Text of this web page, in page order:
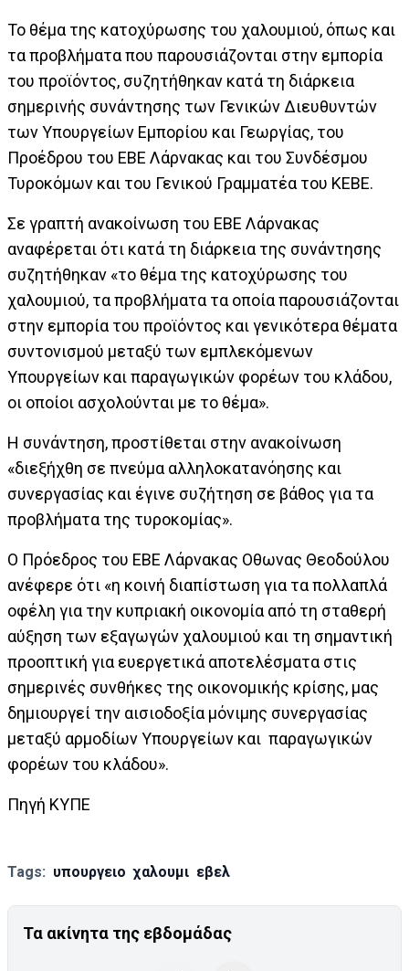
Το θέμα της κατοχύρωσης του χαλουμιού, όπως και
τα προβλήματα που παρουσιάζονται στην εμπορία
του προϊόντος, συζητήθηκαν κατά τη διάρκεια
σημερινής συνάντησης των Γενικών Διευθυντών
των Υπουργείων Εμπορίου και Γεωργίας, του
Προέδρου του ΕΒΕ Λάρνακας και του Συνδέσμου
Τυροκόμων και του Γενικού Γραμματέα του ΚΕΒΕ.
Σε γραπτή ανακοίνωση του ΕΒΕ Λάρνακας
αναφέρεται ότι κατά τη διάρκεια της συνάντησης
συζητήθηκαν «το θέμα της κατοχύρωσης του
χαλουμιού, τα προβλήματα τα οποία παρουσιάζονται
στην εμπορία του προϊόντος και γενικότερα θέματα
συντονισμού μεταξύ των εμπλεκόμενων
Υπουργείων και παραγωγικών φορέων του κλάδου,
οι οποίοι ασχολούνται με το θέμα».
Η συνάντηση, προστίθεται στην ανακοίνωση
«διεξήχθη σε πνεύμα αλληλοκατανόησης και
συνεργασίας και έγινε συζήτηση σε βάθος για τα
προβλήματα της τυροκομίας».
Ο Πρόεδρος του ΕΒΕ Λάρνακας Οθωνας Θεοδούλου
ανέφερε ότι «η κοινή διαπίστωση για τα πολλαπλά
οφέλη για την κυπριακή οικονομία από τη σταθερή
αύξηση των εξαγωγών χαλουμιού και τη σημαντική
προοπτική για ευεργετικά αποτελέσματα στις
σημερινές συνθήκες της οικονομικής κρίσης, μας
δημιουργεί την αισιοδοξία μόνιμης συνεργασίας
μεταξύ αρμοδίων Υπουργείων και παραγωγικών
φορέων του κλάδου».
Πηγή ΚΥΠΕ
Tags: υπουργειο χαλουμι εβελ
Τα ακίνητα της εβδομάδας